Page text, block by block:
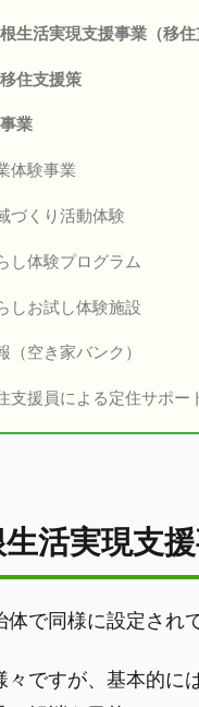
生活実現支援事業（移住
住支援策
業
体験事業
づくり活動体験
し体験プログラム
しお試し体験施設
（空き家バンク）
支援員による定住サポー
活実現支援
で同様に設定され
々ですが、基本的に